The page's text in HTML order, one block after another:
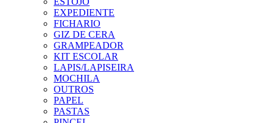
EXPEDIENTE
FICHARIO
GIZ DE CERA
GRAMPEADOR
KIT ESCOLAR
LAPIS/LAPISEIRA
MOCHILA
OUTROS
PAPEL
PASTAS